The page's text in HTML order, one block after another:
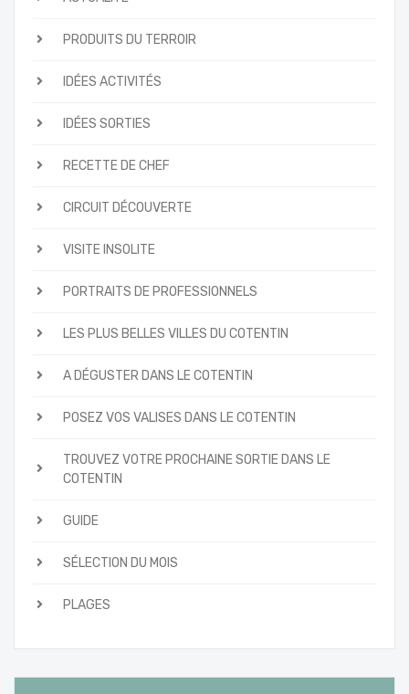
PRODUITS DU TERROIR
IDÉES ACTIVITÉS
IDÉES SORTIES
RECETTE DE CHEF
CIRCUIT DÉCOUVERTE
VISITE INSOLITE
PORTRAITS DE PROFESSIONNELS
LES PLUS BELLES VILLES DU COTENTIN
A DÉGUSTER DANS LE COTENTIN
POSEZ VOS VALISES DANS LE COTENTIN
TROUVEZ VOTRE PROCHAINE SORTIE DANS LE
COTENTIN
GUIDE
SÉLECTION DU MOIS
PLAGES